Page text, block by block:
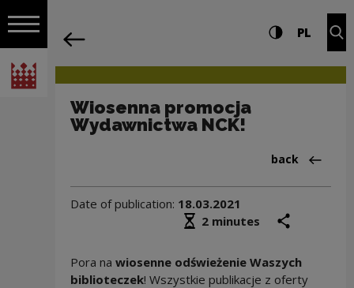
Open navigation
National Centre for Culture Poland
Navigation Settings and search
High contrast
PL
Wiosenna promocja
Wydawnictwa NCK!
Back
back
Date of publication: 18.03.2021
Średni czas czytania
2 minutes
Pora na wiosenne odświeżenie Waszych
biblioteczek! Wszystkie publikacje z oferty